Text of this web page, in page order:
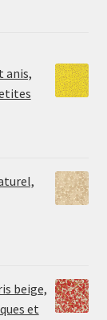
anis,
beige,
et